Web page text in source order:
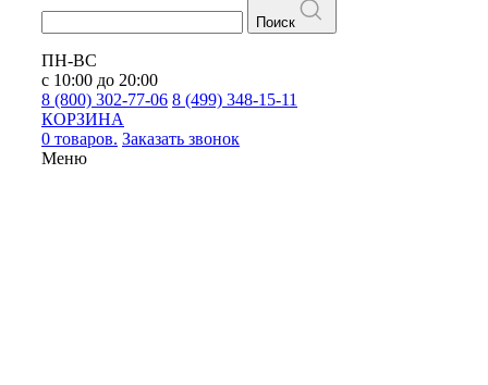
Поиск
ПН-ВС
с 10:00 до 20:00
8 (800) 302-77-06 8 (499) 348-15-11
КОРЗИНА
0 товаров. Заказать звонок
Меню